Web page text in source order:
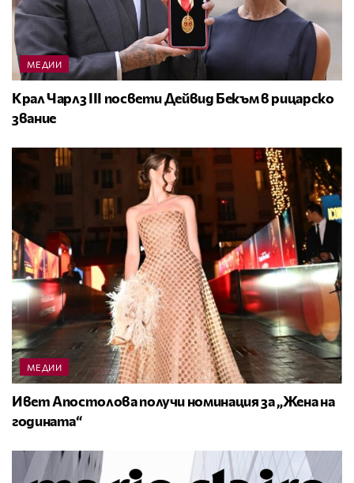
МЕДИИ
Крал Чарлз III посвети Дейвид Бекъм в рицарско
звание
МЕДИИ
Ивет Апостолова получи номинация за „Жена на
годината“